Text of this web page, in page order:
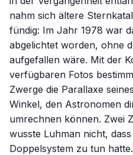
nahm sich ältere
fündig: Im Jahr 1978 war
abgelichtet worden, ohne
aufgefallen wäre. Mit der
verfügbaren Fotos
Zwerge die Parallaxe
Winkel, den Astronomen
umrechnen können. Zwei
wusste Luhman nicht,
Doppelsystem zu tun